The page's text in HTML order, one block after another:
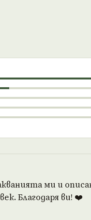
ми и
Благодаря ви! ❤️